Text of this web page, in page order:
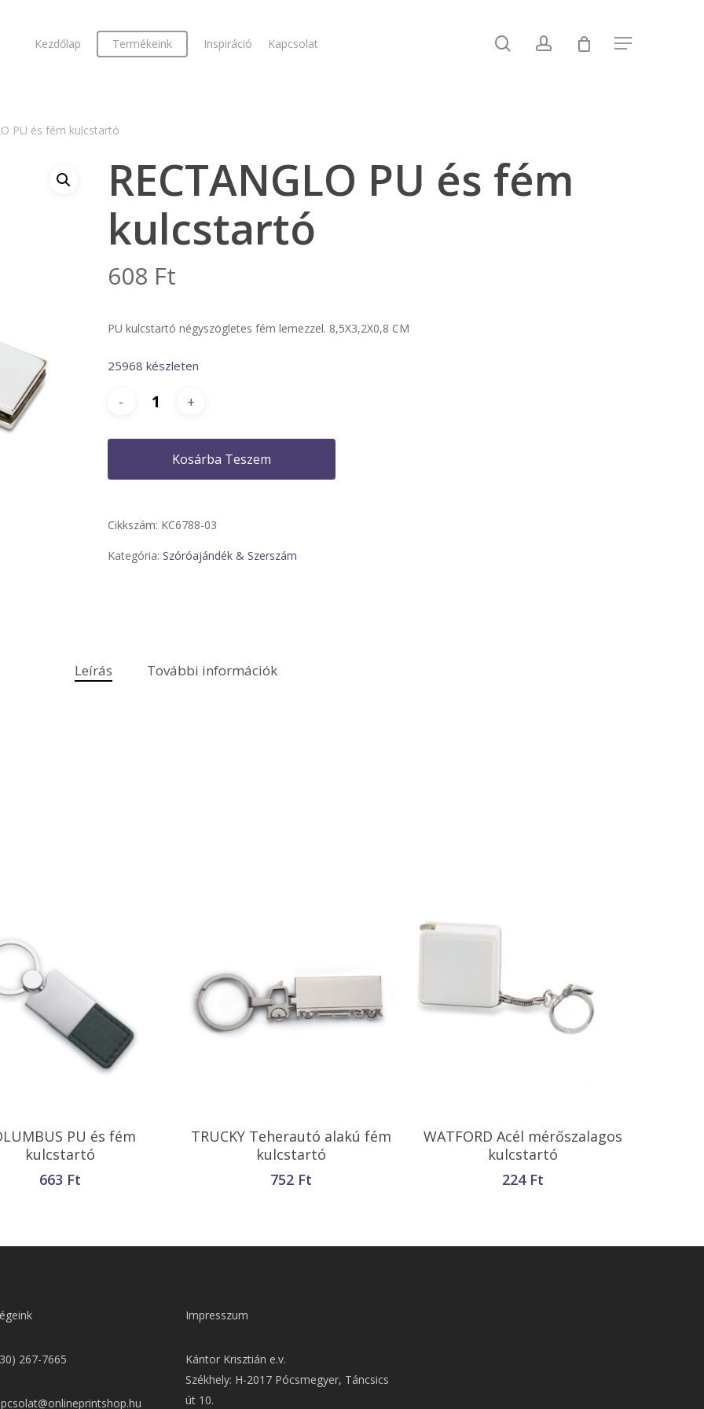
Kezdőlap Termékeink Inspiráció Kapcsolat searchaccount Menu
PU és fém kulcstartó
RECTANGLO PU és fém
kulcstartó
608 Ft
PU kulcstartó négyszögletes fém lemezzel. 8,5X3,2X0,8 CM
25968 készleten
Kosárba Teszem
Cikkszám: KC6788-03
Kategória: Szóróajándék & Szerszám
Leírás További információk
Kosárba Teszem
PU és fém
kulcstartó
663 Ft
Kosárba Teszem
TRUCKY Teherautó alakú fém
kulcstartó
752 Ft
Kosárba Teszem
WATFORD Acél mérőszalagos
kulcstartó
224 Ft
267-7665
Impresszum
Kántor Krisztián e.v.
Székhely: H-2017 Pócsmegyer, Táncsics
út 10.